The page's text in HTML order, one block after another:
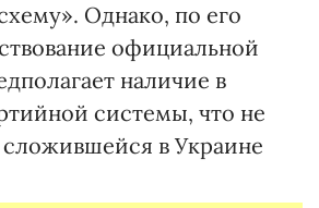
Однако, по его
официальной
наличие в
системы, что не
сложившейся в Украине